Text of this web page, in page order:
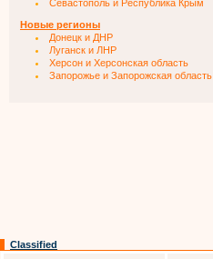
Севастополь и Республика Крым
Новые регионы
Донецк и ДНР
Луганск и ЛНР
Херсон и Херсонская область
Запорожье и Запорожская область
Classified